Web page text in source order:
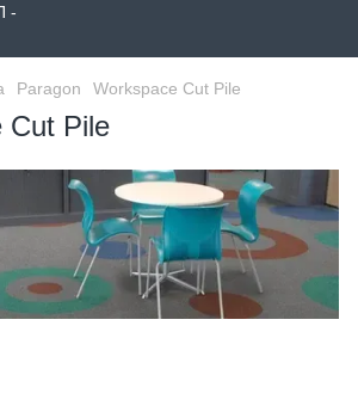
Paragon Workspace Cut Pile
Cut Pile